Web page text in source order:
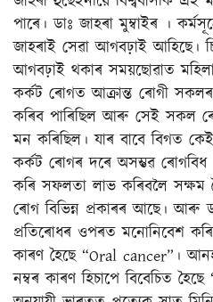
পাৰে। ডাঃ জাহৰা মুম্বাইৰ ।
জাহৰাই সেৱা আগবঢ়াই আহিছে।
আগবঢ়াই থকাৰ সময়ছোৱাত মহিলা
কৰ্কট ৰোগত আক্ৰান্ত ৰোগী
কৰিব পাৰিছিল আৰু সেই সকল
মন কৰিছিল। যাৰ বাবে বিগত
কৰ্কট ৰোগৰ দৰে অসম্ভৱ
কৰি সফলতা লাভ কৰিবলৈ সক্ষম
ৰোগ বিভিন্ন প্ৰকাৰৰ আছে। আৰু
প্ৰতিৰোধৰ ওপৰত মনোনিবেশ
কাৰণ হৈছে “Oral cancer”।
নম্বৰ কাৰণ হিচাপে বিবেচিত